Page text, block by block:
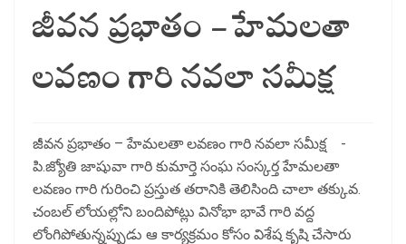
జీవన ప్రభాతం – హేమలతా
లవణం గారి నవలా సమీక్ష
జీవన ప్రభాతం – హేమలతా లవణం గారి నవలా సమీక్ష -
పి.జ్యోతి జాషువా గారి కుమార్తె సంఘ సంస్కర్త హేమలతా
లవణం గారి గురించి ప్రస్తుత తరానికి తెలిసింది చాలా తక్కువ.
చంబల్ లోయల్లోని బందిపోట్లు వినోభా భావే గారి వద్ద
లోంగిపోతున్నప్పుడు ఆ కార్యక్రమం కోసం విశేష కృషి చేసారు